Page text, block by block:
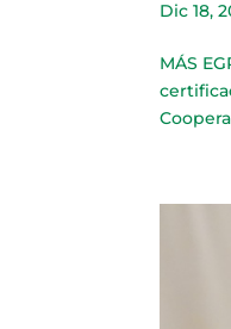
Dic 18,
MÁS